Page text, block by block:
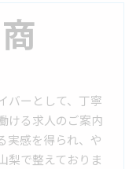
バーとして、丁寧
ける求人のご案内
実感を得られ、や
梨で整えておりま